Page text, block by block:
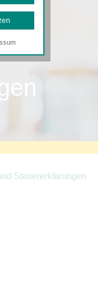
Steuererklärungen
um die
Website
der
und